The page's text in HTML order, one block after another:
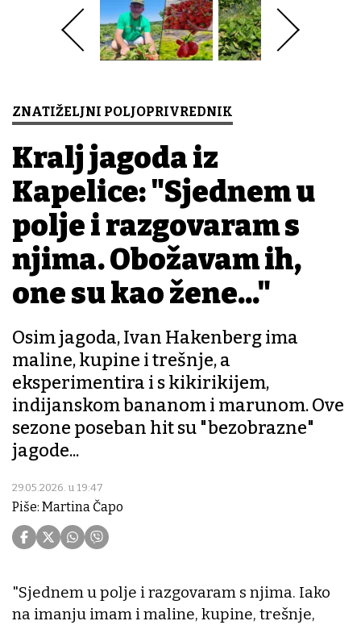
ZNATIŽELJNI POLJOPRIVREDNIK
Kralj jagoda iz
Kapelice: "Sjednem u
polje i razgovaram s
njima. Obožavam ih,
one su kao žene..."
Osim jagoda, Ivan Hakenberg ima
maline, kupine i trešnje, a
eksperimentira i s kikirikijem,
indijanskom bananom i marunom. Ove
sezone poseban hit su "bezobrazne"
jagode...
29.05.2026. u 19:47
Piše: Martina Čapo
"Sjednem u polje i razgovaram s njima. Iako
na imanju imam i maline, kupine, trešnje,